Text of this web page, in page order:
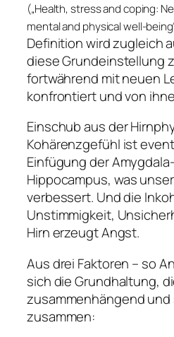
(„Health, stress and coping:
mental and physical well-
Definition wird zugleich
diese Grundeinstellung
fortwährend mit neuen
konfrontiert und von
Einschub aus der
Kohärenzgefühl ist
Einfügung der
Hippocampus, was
verbessert. Und die
Unstimmigkeit,
Hirn erzeugt Angst.
Aus drei Faktoren – so
sich die Grundhaltung,
zusammenhängend
zusammen: